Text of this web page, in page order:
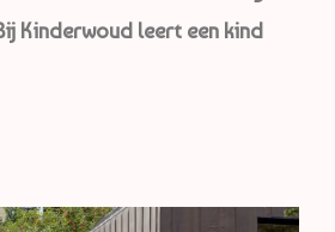
Kinderwoud leert een kind